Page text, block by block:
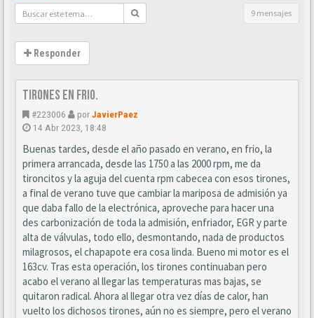
9 mensajes
Responder
Tirones en frio.
#223006 porJavierPaez
14 Abr 2023, 18:48
Buenas tardes, desde el año pasado en verano, en frio, la
primera arrancada, desde las 1750 a las 2000 rpm, me da
tironcitos y la aguja del cuenta rpm cabecea con esos tirones,
a final de verano tuve que cambiar la mariposa de admisión ya
que daba fallo de la electrónica, aproveche para hacer una
des carbonización de toda la admisión, enfriador, EGR y parte
alta de válvulas, todo ello, desmontando, nada de productos
milagrosos, el chapapote era cosa linda. Bueno mi motor es el
163cv. Tras esta operación, los tirones continuaban pero
acabo el verano al llegar las temperaturas mas bajas, se
quitaron radical. Ahora al llegar otra vez días de calor, han
vuelto los dichosos tirones, aún no es siempre, pero el verano